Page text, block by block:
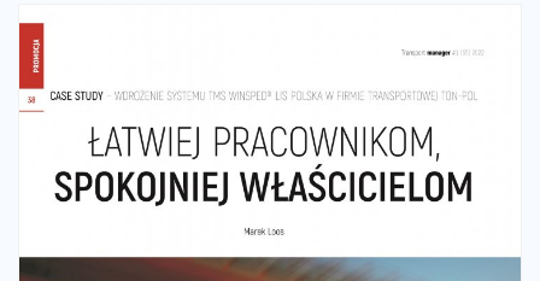
Usługi
Firma
Kariera